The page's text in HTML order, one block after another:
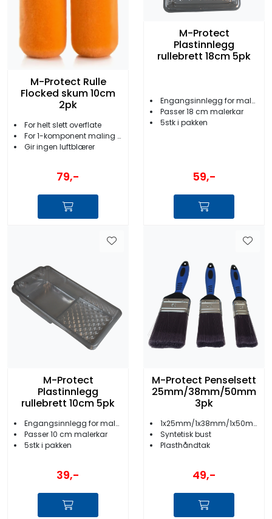
M-Protect Rulle
Flocked skum 10cm
2pk
For helt slett overflate
For 1-komponent maling og lakk
Gir ingen luftblærer
79,-
M-Protect
Plastinnlegg
rullebrett 18cm 5pk
Engangsinnlegg for malerkar/-brett
Passer 18 cm malerkar
5stk i pakken
59,-
M-Protect
Plastinnlegg
rullebrett 10cm 5pk
Engangsinnlegg for malerkar/-brett
Passer 10 cm malerkar
5stk i pakken
39,-
M-Protect Penselsett
25mm/38mm/50mm
3pk
1x25mm/1x38mm/1x50mm
Syntetisk bust
Plasthåndtak
49,-